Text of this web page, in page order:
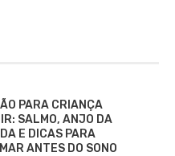
PARA CRIANÇA
SALMO, ANJO DA
E DICAS PARA
ANTES DO SONO